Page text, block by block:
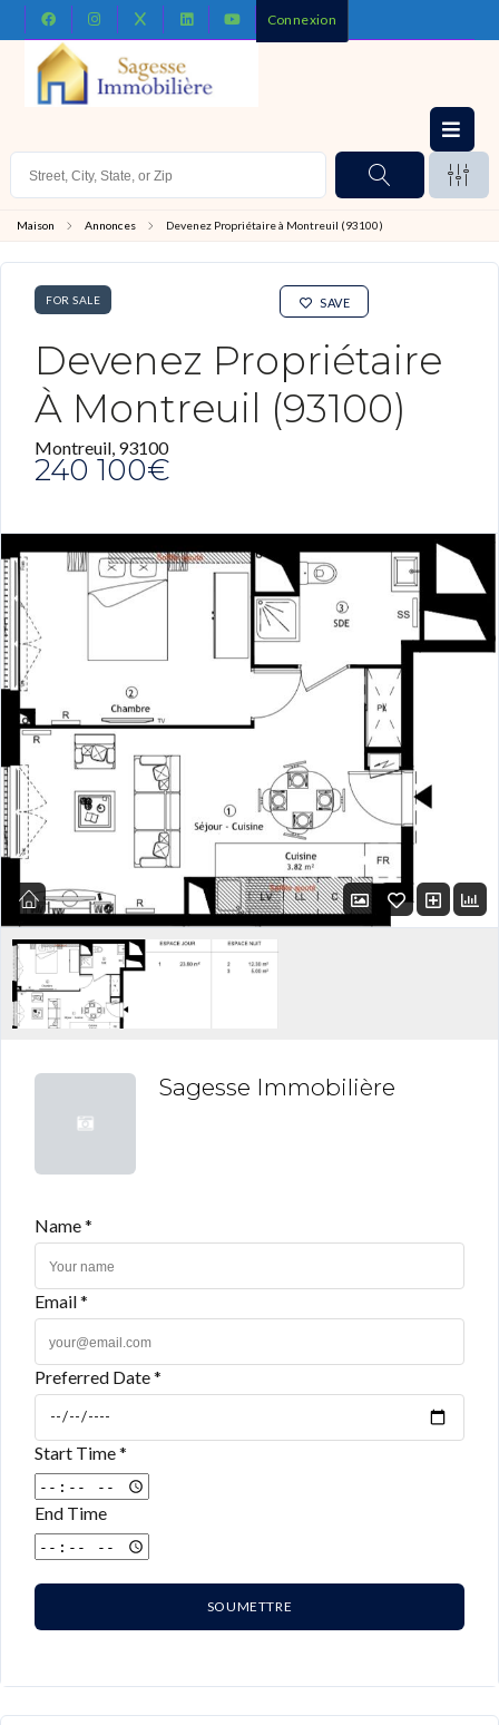
Connexion
Maison Annonces Devenez Propriétaire à Montreuil (93100)
FOR SALE
Devenez Propriétaire
À Montreuil (93100)
Montreuil, 93100
SAVE
240 100€
Sagesse Immobilière
Name *
Email *
Preferred Date *
Start Time *
End Time
SOUMETTRE